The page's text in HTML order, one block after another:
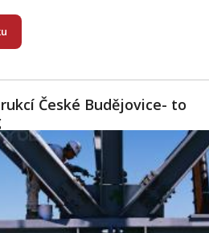
České Budějovice- to